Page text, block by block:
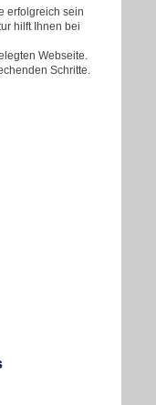
erfolgreich sein
hilft Ihnen bei
Webseite.
Schritte.